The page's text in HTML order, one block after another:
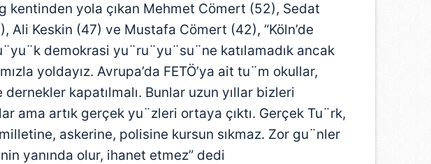
kentinden yola çıkan Mehmet Cömert (52), Sedat
Ali Keskin (47) ve Mustafa Cömert (42), “Köln’de
demokrasi yu¨ru¨yu¨su¨ne katılamadık ancak
yoldayız. Avrupa’da FETÖ’ya ait tu¨m okullar,
dernekler kapatılmalı. Bunlar uzun yıllar bizleri
ama artık gerçek yu¨zleri ortaya çıktı. Gerçek Tu¨rk,
askerine, polisine kursun sıkmaz. Zor gu¨nler
yanında olur, ihanet etmez” dedi